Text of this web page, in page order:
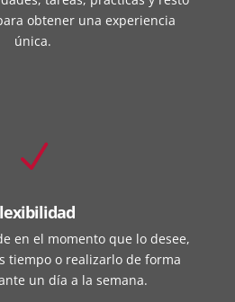
obtener una experiencia
única.
N
en el momento que lo desee,
tiempo o realizarlo de forma
un día a la semana.